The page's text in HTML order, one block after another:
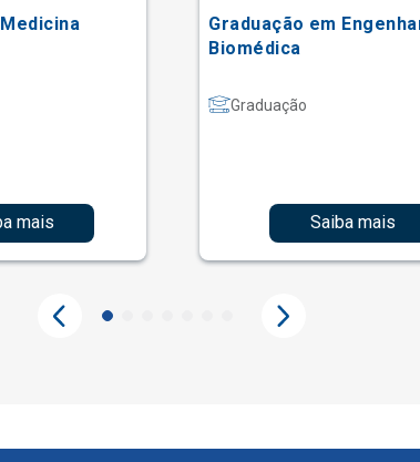
mais
Graduação em
Biomédica
Graduação
Saiba mais